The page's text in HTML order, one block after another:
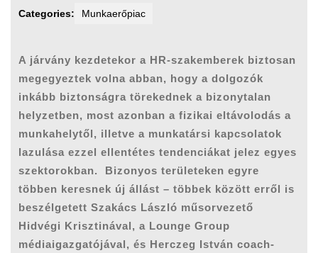
Categories: Munkaerőpiac
A járvány kezdetekor a HR-szakemberek biztosan
megegyeztek volna abban, hogy a dolgozók
inkább biztonságra törekednek a bizonytalan
helyzetben, most azonban a fizikai eltávolodás a
munkahelytől, illetve a munkatársi kapcsolatok
lazulása ezzel ellentétes tendenciákat jelez egyes
szektorokban.
Bizonyos területeken egyre
többen keresnek új állást – többek között erről is
beszélgetett Szakács László műsorvezető
Hidvégi Krisztinával, a Lounge Group
médiaigazgatójával, és Herczeg István coach-